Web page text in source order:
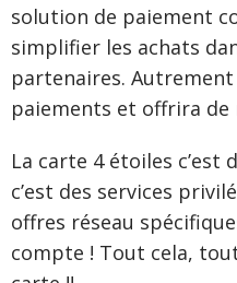
solution de paiement
simplifier les achats
partenaires.
paiements et offrira de
La carte 4 étoiles c’est
c’est des services
offres réseau
compte ! Tout cela,